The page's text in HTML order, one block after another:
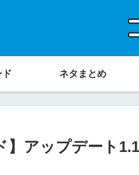
ド ネタまとめ
】アップデート